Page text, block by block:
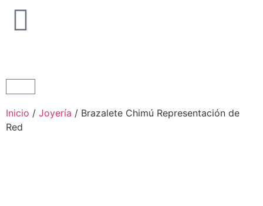
Inicio / Joyería / Brazalete Chimú Representación de
Red